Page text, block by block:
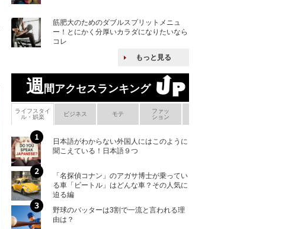
筋肥大のためのダブルスプリットメニュ
ー！とにかく分厚いカラダになりたいなら
コレ
もっと見る
週間アクセスランキング
ライフスタイ
ル・娯楽
ビジネス モテ
ファッ
ション
日本語がわからない外国人にはこのように
聞こえている！日本語９つ
「名探偵コナン」のアガサ博士が乗ってい
る車「ビートル」はどんな車？その人気に
迫る編
野球のバッターは3割で一流と言われる理
由は？